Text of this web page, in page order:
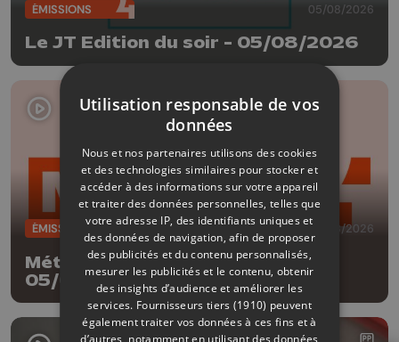
ÉMISSIONS 05/08/2026
Le JT Edition du soir - 05/08/2026
ÉMISSIONS 05/08/2026
Météo Edition de la mi-journée -
05/08/2026
Utilisation responsable de vos
données
Nous et nos partenaires utilisons des cookies
et des technologies similaires pour stocker et
accéder à des informations sur votre appareil
et traiter des données personnelles, telles que
votre adresse IP, des identifiants uniques et
des données de navigation, afin de proposer
des publicités et du contenu personnalisés,
mesurer les publicités et le contenu, obtenir
des insights d’audience et améliorer les
services. Fournisseurs tiers (1910) peuvent
également traiter vos données à ces fins et à
d’autres, notamment en utilisant des données